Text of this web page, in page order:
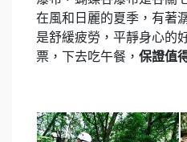
在風和日麗的夏季，有著
是舒緩疲勞，平靜身心的
票，下去吃午餐， 保證值